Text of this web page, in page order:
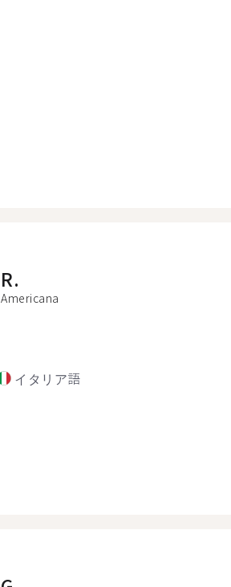
R.
Americana
イタリア語